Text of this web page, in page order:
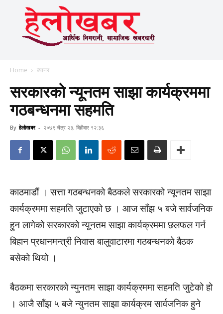
Home ब्यानर
सरकारको न्यूनतम साझा कार्यक्रममा
गठबन्धनमा सहमति
By हेलाेखबर - २०७९ चैत्र २३, बिहीबार १२:३६
काठमाडौं । सत्ता गठबन्धनको बैठकले सरकारको न्यूनतम साझा
कार्यक्रममा सहमति जुटाएको छ । आज साँझ ५ बजे सार्वजनिक
हुन लागेको सरकारको न्यूनतम साझा कार्यक्रममा छलफल गर्न
बिहान प्रधानमन्त्री निवास बालुवाटारमा गठबन्धनको बैठक
बसेको थियो ।
बैठकमा सरकारको न्युनतम साझा कार्यक्रममा सहमति जुटेको हो
। आजै साँझ ५ बजे न्युनतम साझा कार्यक्रम सार्वजनिक हुने